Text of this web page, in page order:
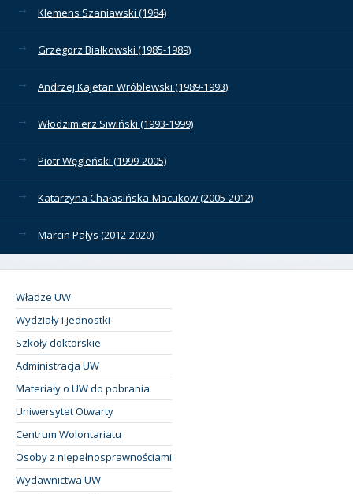
Klemens Szaniawski (1984)
Grzegorz Białkowski (1985-1989)
Andrzej Kajetan Wróblewski (1989-1993)
Włodzimierz Siwiński (1993-1999)
Piotr Węgleński (1999-2005)
Katarzyna Chałasińska-Macukow (2005-2012)
Marcin Pałys (2012-2020)
Władze UW
Wydziały i jednostki
Szkoły doktorskie
Administracja UW
Materiały o UW do pobrania
Uniwersytet Otwarty
Centrum Wolontariatu
Osoby z niepełnosprawnościami
Wydawnictwa UW